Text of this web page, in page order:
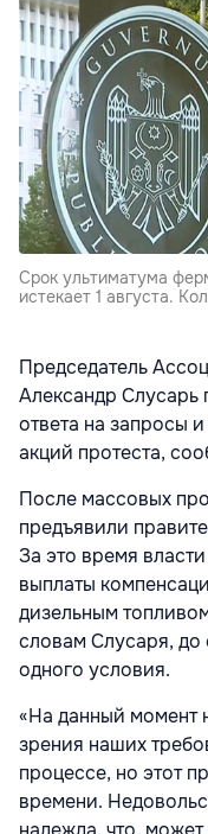
Срок ультиматума
истекает 1 августа.
Председатель
Александр Слусарь
ответа на запросы
акций протеста,
После массовых
предъявили
За это время
выплаты
дизельным
словам Слусаря, до
одного условия.
«На данный момент
зрения наших
процессе, но этот
времени.